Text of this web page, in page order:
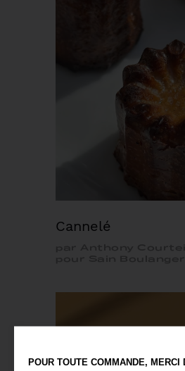
POUR TOUTE COMMANDE, MERCI
Cannelé